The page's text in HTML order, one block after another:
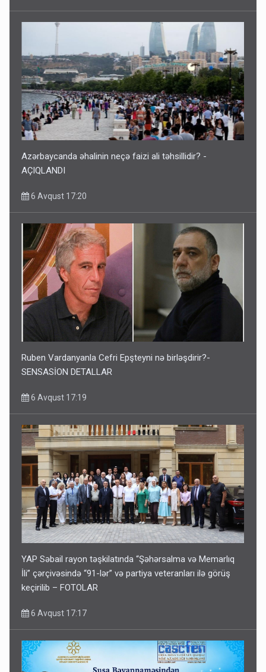
Azərbaycanda əhalinin neçə faizi ali təhsillidir? -
AÇIQLANDI
6 Avqust 17:20
Ruben Vardanyanla Cefri Epşteyni nə birləşdirir?-
SENSASİON DETALLAR
6 Avqust 17:19
YAP Səbail rayon təşkilatında “Şəhərsalma və Memarlıq
İli” çərçivəsində “91-lər” və partiya veteranları ilə görüş
keçirilib – FOTOLAR
6 Avqust 17:17